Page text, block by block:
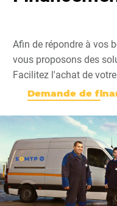
Afin de répondre à vos
vous proposons des
Facilitez l'achat de
Demande de